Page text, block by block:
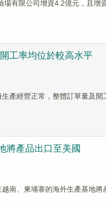
有限公司增資4.2億元，且增
工率均位於較高水平
產經營正常，整體訂單量及
將產品出口至美國
南、柬埔寨的海外生產基地